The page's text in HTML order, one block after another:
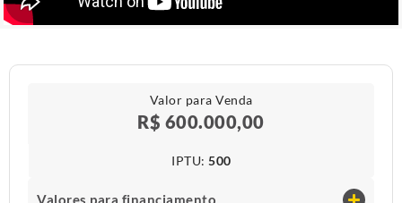
Valor para Venda
R$ 600.000,00
IPTU​: 500
Valores para financiamento